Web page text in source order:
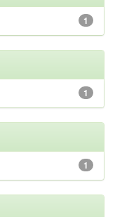
1
1
1